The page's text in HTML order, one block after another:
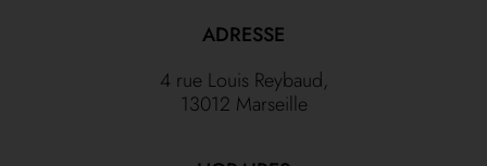
ADRESSE
4 rue Louis Reybaud,
13012 Marseille